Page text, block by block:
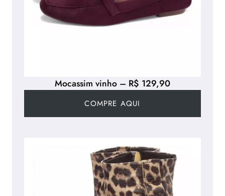
Mocassim vinho – R$ 129,90
COMPRE AQUI